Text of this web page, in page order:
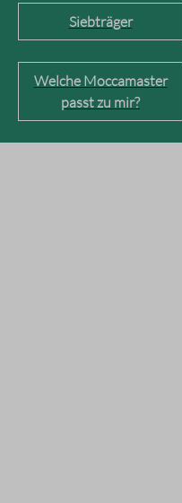
Siebträger
Welche Moccamaster
passt zu mir?